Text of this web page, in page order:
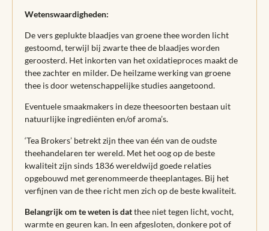
Wetenswaardigheden:
De vers geplukte blaadjes van groene thee worden licht
gestoomd, terwijl bij zwarte thee de blaadjes worden
geroosterd. Het inkorten van het oxidatieproces maakt de
thee zachter en milder. De heilzame werking van groene
thee is door wetenschappelijke studies aangetoond.
Eventuele smaakmakers in deze theesoorten bestaan uit
natuurlijke ingrediënten en/of aroma’s.
‘Tea Brokers’ betrekt zijn thee van één van de oudste
theehandelaren ter wereld. Met het oog op de beste
kwaliteit zijn sinds 1836 wereldwijd goede relaties
opgebouwd met gerenommeerde theeplantages. Bij het
verfijnen van de thee richt men zich op de beste kwaliteit.
Belangrijk om te weten is datthee niet tegen licht, vocht,
warmte en geuren kan. In een afgesloten, donkere pot of